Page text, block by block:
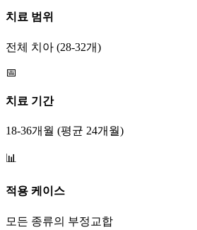
치료 범위
전체 치아 (28-32개)
📅
치료 기간
18-36개월 (평균 24개월)
📊
적용 케이스
모든 종류의 부정교합